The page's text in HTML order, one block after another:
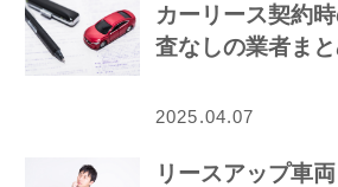
カーリース契約
査なしの業者ま
2025.04.07
リースアップ車